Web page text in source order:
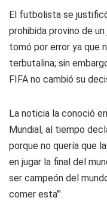
El futbolista se
prohibida provino de
tomó por error ya que
terbutalina; sin
FIFA no cambió su
La noticia la conoció
Mundial, al tiempo
porque no quería que
en jugar la final del
ser campeón del
comer esta’".